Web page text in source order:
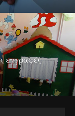
εγγραφές